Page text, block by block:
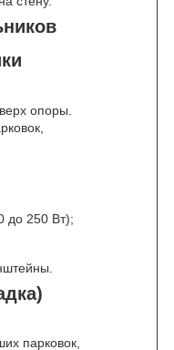
опоры.
до 250 Вт);
парковок,